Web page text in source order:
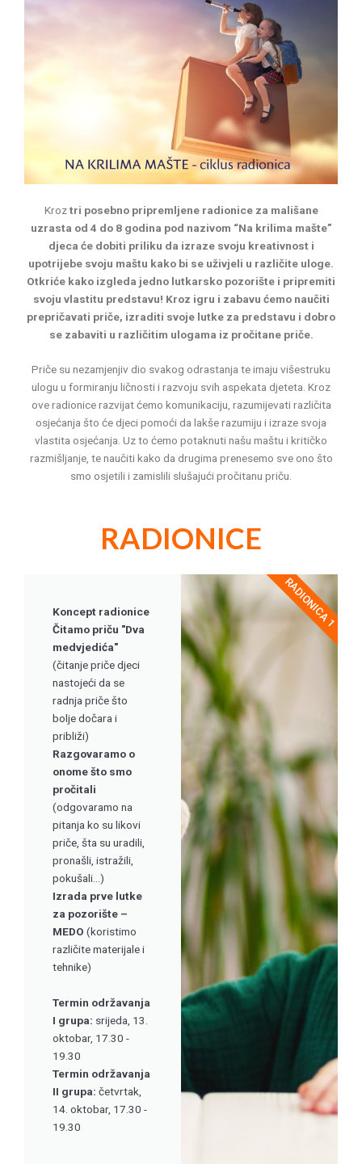
Kroztri posebno pripremljene radionice za mališane
uzrasta od 4 do 8 godina pod nazivom “Na krilima mašte”
djeca će dobiti priliku da izraze svoju kreativnost i
upotrijebe svoju maštu kako bi se uživjeli u različite uloge.
Otkriće kako izgleda jedno lutkarsko pozorište i pripremiti
svoju vlastitu predstavu! Kroz igru i zabavu ćemo naučiti
prepričavati priče, izraditi svoje lutke za predstavu i dobro
se zabaviti u različitim ulogama iz pročitane priče.
Priče su nezamjenjiv dio svakog odrastanja te imaju višestruku
ulogu u formiranju ličnosti i razvoju svih aspekata djeteta. Kroz
ove radionice razvijat ćemo komunikaciju, razumijevati različita
osjećanja što će djeci pomoći da lakše razumiju i izraze svoja
vlastita osjećanja. Uz to ćemo potaknuti našu maštu i kritičko
razmišljanje, te naučiti kako da drugima prenesemo sve ono što
smo osjetili i zamislili slušajući pročitanu priču.
RADIONICE
Koncept radionice
Čitamo priču "Dva
medvjedića"
(čitanje priče djeci
nastojeći da se
radnja priče što
bolje dočara i
približi)
Razgovaramo o
onome što smo
pročitali
(odgovaramo na
pitanja ko su likovi
priče, šta su uradili,
pronašli, istražili,
pokušali...)
Izrada prve lutke
za pozorište –
MEDO (koristimo
različite materijale i
tehnike)
Termin održavanja
I grupa: srijeda, 13.
oktobar, 17.30 -
19.30
Termin održavanja
II grupa: četvrtak,
14. oktobar, 17.30 -
19.30
RADIONICA 1